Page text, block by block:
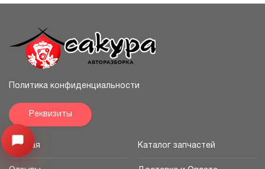
Открыть меню
Политика конфиденциальности
Реквизиты
Главная Каталог запчастей